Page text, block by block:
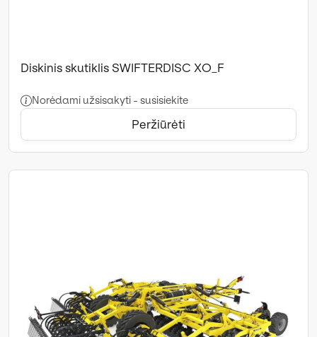
Diskinis skutiklis SWIFTERDISC XO_F
Norėdami užsisakyti - susisiekite
Peržiūrėti